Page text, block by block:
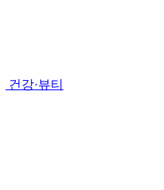
건강·뷰티